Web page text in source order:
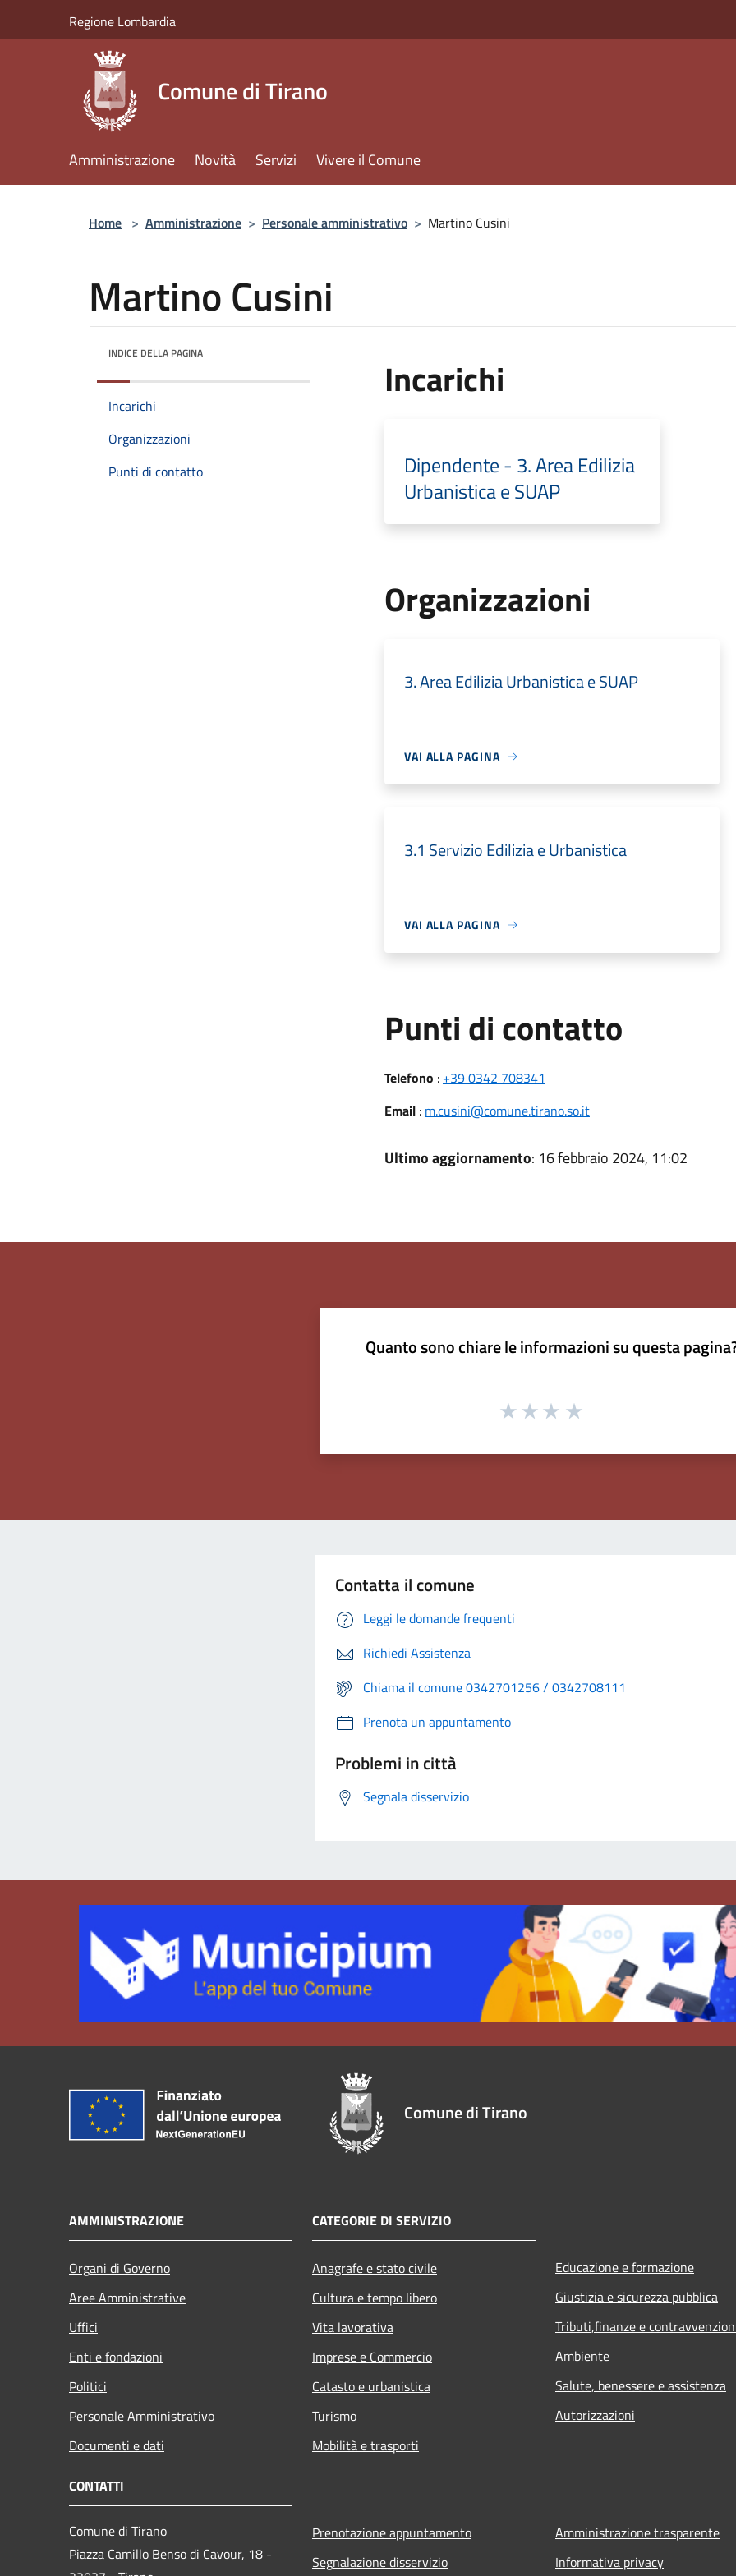
Regione Lombardia
Comune di Tirano
Amministrazione Novità Servizi Vivere il Comune
Home > Amministrazione > Personale amministrativo > Martino Cusini
Martino Cusini
INDICE DELLA PAGINA
Incarichi
Organizzazioni
Punti di contatto
Incarichi
Dipendente - 3. Area Edilizia
Urbanistica e SUAP
Organizzazioni
3. Area Edilizia Urbanistica e SUAP
VAI ALLA PAGINA
3.1 Servizio Edilizia e Urbanistica
VAI ALLA PAGINA
Punti di contatto
Telefono : +39 0342 708341
Email: m.cusini@comune.tirano.so.it
Ultimo aggiornamento: 16 febbraio 2024, 11:02
Quanto sono chiare le informazioni su questa
Contatta il comune
Leggi le domande frequenti
Richiedi Assistenza
Chiama il comune 0342701256 / 0342708111
Prenota un appuntamento
Problemi in città
Segnala disservizio
Comune di Tirano
AMMINISTRAZIONE
Organi di Governo
Aree Amministrative
Uffici
Enti e fondazioni
Politici
Personale Amministrativo
Documenti e dati
CATEGORIE DI SERVIZIO
Anagrafe e stato civile
Cultura e tempo libero
Vita lavorativa
Imprese e Commercio
Catasto e urbanistica
Turismo
Mobilità e trasporti
Educazione e formazione
Giustizia e sicurezza pubblica
Tributi,finanze e
Ambiente
Salute, benessere e assistenza
Autorizzazioni
CONTATTI
Comune di Tirano
Piazza Camillo Benso di Cavour, 18 -
Prenotazione appuntamento
Segnalazione disservizio
Amministrazione trasparente
Informativa privacy